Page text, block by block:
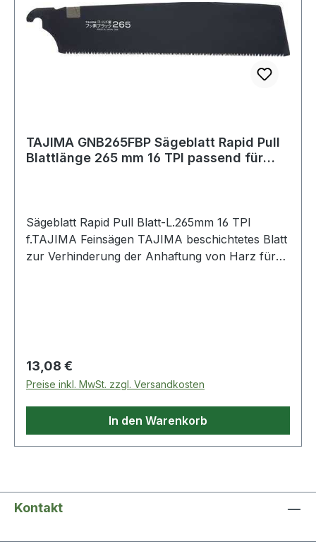
TAJIMA GNB265FBP Sägeblatt Rapid Pull
Blattlänge 265 mm 16 TPI passend für
Sägeblatt Rapid Pull Blatt-L.265mm 16 TPI
f.TAJIMA Feinsägen TAJIMA beschichtetes Blatt
zur Verhinderung der Anhaftung von Harz für
Regulärer Preis:
13,08 €
Preise inkl. MwSt. zzgl. Versandkosten
In den Warenkorb
Kontakt